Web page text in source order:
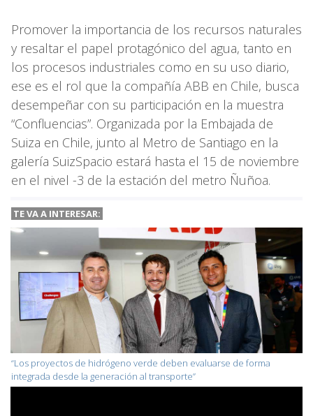
Promover la importancia de los recursos naturales
y resaltar el papel protagónico del agua, tanto en
los procesos industriales como en su uso diario,
ese es el rol que la compañía ABB en Chile, busca
desempeñar con su participación en la muestra
“Confluencias”. Organizada por la Embajada de
Suiza en Chile, junto al Metro de Santiago en la
galería SuizSpacio estará hasta el 15 de noviembre
en el nivel -3 de la estación del metro Ñuñoa.
TE VA A INTERESAR:
“Los proyectos de hidrógeno verde deben evaluarse de forma
integrada desde la generación al transporte”